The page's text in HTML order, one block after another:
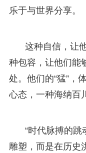
乐于与世界分享。
这种自信，让
种包容，让他们能
处。他们的“猛”，
心态，一种海纳百
“时代脉搏的跳
雕塑，而是在历史